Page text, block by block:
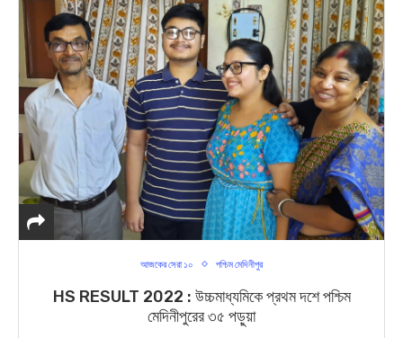
আজকের সেরা ১০ পশ্চিম মেদিনীপুর
HS RESULT 2022 : উচ্চমাধ্যমিকে প্রথম দশে পশ্চিম
মেদিনীপুরের ৩৫ পড়ুয়া